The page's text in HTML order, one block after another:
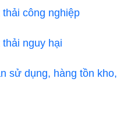
công nghiệp
nguy hại
sử dụng, hàng tồn kho,